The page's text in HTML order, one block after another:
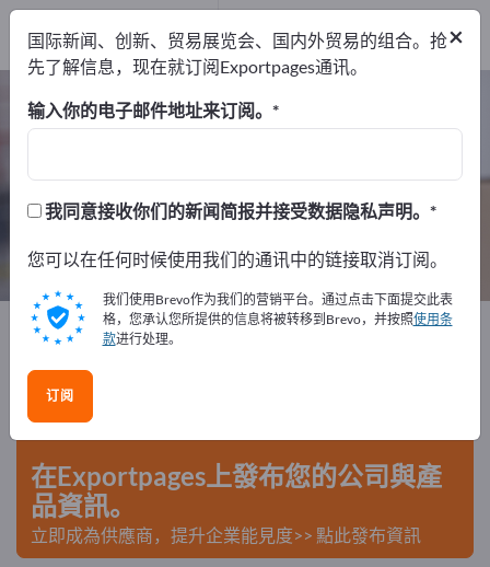
仓库技术 – 查找制造商和供应商
30 28 1
1
服务提供商1
经销商1
Exportpages 运输与包装 仓库技术
在Exportpages免費刊登廣告！
需求 – 供應 – 二手商品 – 商業聯繫 >> 由此開始
在Exportpages上發布您的公司與產
品資訊。
立即成為供應商，提升企業能見度>> 點此發布資訊
×
国际新闻、创新、贸易展览会、国内外贸易的组合。抢
先了解信息，现在就订阅Exportpages通讯。
输入你的电子邮件地址来订阅。
我同意接收你们的新闻简报并接受数据隐私声明。
您可以在任何时候使用我们的通讯中的链接取消订阅。
我们使用Brevo作为我们的营销平台。通过点击下面提交此表
格，您承认您所提供的信息将被转移到Brevo，并按照使用条
款进行处理。
订阅